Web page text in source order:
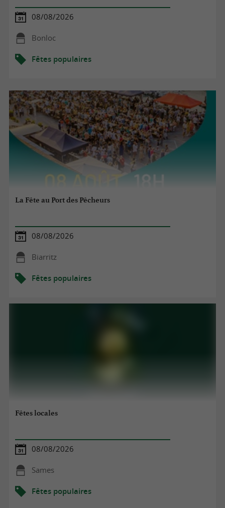
08/08/2026
Bonloc
Fêtes populaires
La Fête au Port des Pêcheurs
08/08/2026
Biarritz
Fêtes populaires
Fêtes locales
08/08/2026
Sames
Fêtes populaires